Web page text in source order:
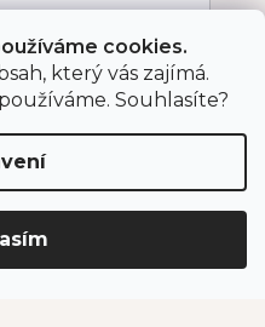
cookies.
který vás zajímá.
Souhlasíte?
ochrany
údajů